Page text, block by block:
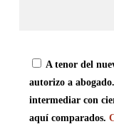
A tenor del
autorizo a
intermediar con
aquí comparados.